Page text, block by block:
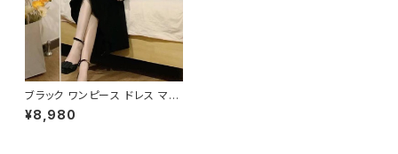
ブラック ワンピース ドレス マー
メイドライン スリットワンピース
ノースリーブ ロングワンピース
¥8,980